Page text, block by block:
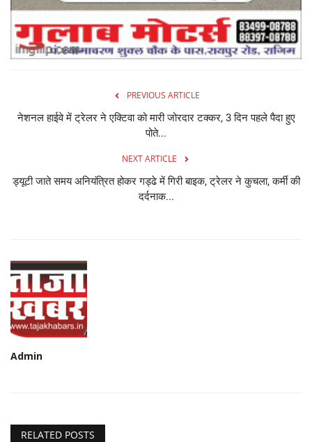
PREVIOUS ARTICLE
नेशनल हाईवे में ट्रेलर ने एक्टिवा को मारी जोरदार टक्कर, 3 दिन पहले पैदा हुए
पोते...
NEXT ARTICLE
ड्यूटी जाते समय अनियंत्रित होकर गड्ढे में गिरी बाइक, ट्रेलर ने कुचला, कर्मी की
दर्दनाक...
Admin
RELATED POSTS